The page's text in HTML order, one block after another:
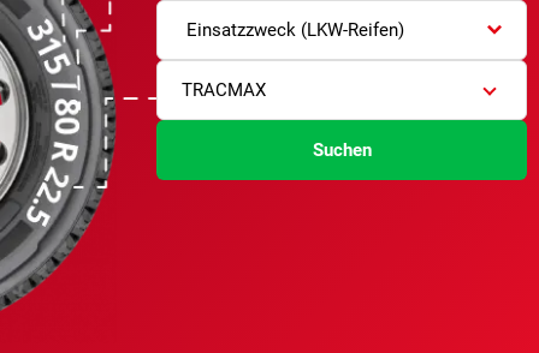
Einsatzzweck (LKW-Reifen)
TRACMAX
Suchen